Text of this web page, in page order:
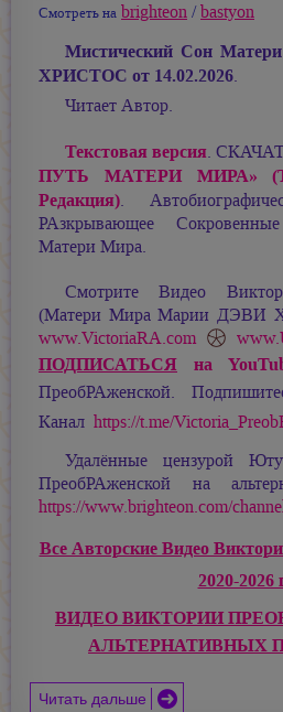
Смотреть на brighteon /bastyon
Мистический Сон
ХРИСТОС от 14.02.2026.
Читает Автор.
Текстовая версия.
ПУТЬ МАТЕРИ МИРА»
Редакция).
РАзкрывающее
Матери Мира.
Смотрите Видео
(Матери МираМарии ДЭВИ
www.VictoriaRA.com
ПОДПИСАТЬСЯ на
ПреобРАженской.
Канал https://t.me/
Удалённые цензурой
ПреобРАженской на
https://www.brighteon.com/
Все Авторские Видео
2020-2026
ВИДЕО ВИКТОРИИ
АЛЬТЕРНАТИВНЫХ
Читать дальше